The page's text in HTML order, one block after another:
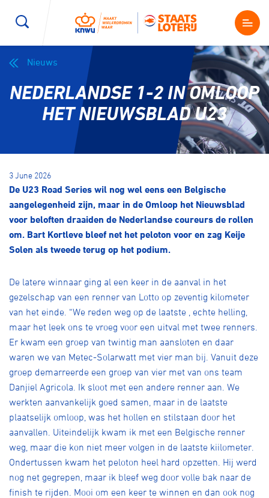
Kenniscentrum
Magazine
Nieuws
Shop
Producten en diensten
Contact
Lid worden
Nieuws
NEDERLANDSE 1-2 IN OMLOOP
HET NIEUWSBLAD U23
3 June 2026
De U23 Road Series wil nog wel eens een Belgische
aangelegenheid zijn, maar in de Omloop het Nieuwsblad
voor beloften draaiden de Nederlandse coureurs de rollen
om. Bart Kortleve bleef net het peloton voor en zag Keije
Solen als tweede terug op het podium.
De latere winnaar ging al een keer in de aanval in het
gezelschap van een renner van Lotto op zeventig kilometer
van het einde. “We reden weg op de laatste , echte helling,
maar het leek ons te vroeg voor een uitval met twee renners.
Er kwam een groep van twintig man aansloten en daar
waren we van Metec-Solarwatt met vier man bij. Vanuit deze
groep demarreerde een groep van vier met van ons team
Danjiel Agricola. Ik sloot met een andere renner aan. We
werkten aanvankelijk goed samen, maar in de laatste
plaatselijk omloop, was het hollen en stilstaan door het
aanvallen. Uiteindelijk kwam ik met een Belgische renner
weg, maar die kon niet meer volgen in de laatste kiilometer.
Ondertussen kwam het peloton heel hard opzetten. Hij werd
nog net gegrepen, maar ik bleef weg door volle bak naar de
finish te rijden. Mooi om een keer te winnen en dan ook nog
Wegwielrennen Mountainbiken
E-Racing
Kunstwielrijden ID-Cycling
Baanwielrennen
BMX freestyle Gravel
Pumptrack Fixed gear